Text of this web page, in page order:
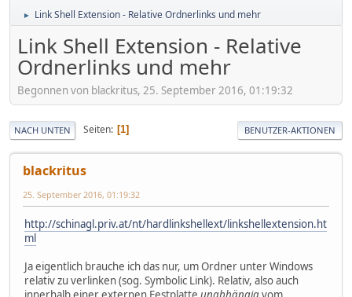
► Link Shell Extension - Relative Ordnerlinks und mehr
Link Shell Extension - Relative
Ordnerlinks und mehr
Begonnen von blackritus, 25. September 2016, 01:19:32
NACH UNTEN Seiten 1 BENUTZER-AKTIONEN
blackritus
25. September 2016, 01:19:32
http://schinagl.priv.at/nt/hardlinkshellext/linkshellextension.ht
ml
Ja eigentlich brauche ich das nur, um Ordner unter Windows
relativ zu verlinken (sog. Symbolic Link). Relativ, also auch